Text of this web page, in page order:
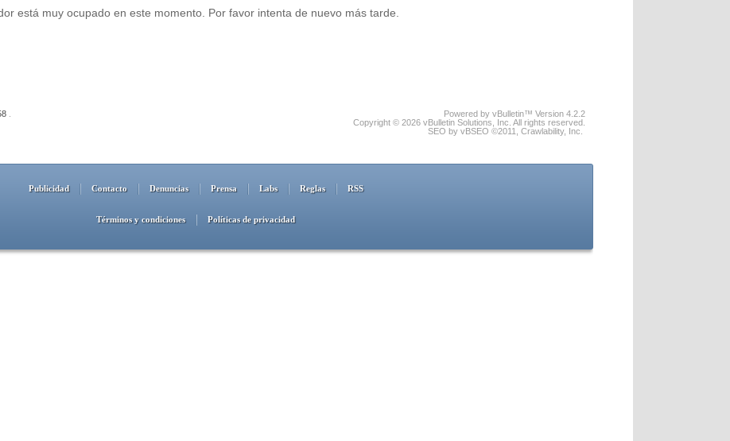
está muy ocupado en este momento. Por favor intenta de nuevo más tarde.
Powered by vBulletin™ Version 4.2.2
Copyright © 2026 vBulletin Solutions, Inc. All rights reserved.
SEO by vBSEO ©2011, Crawlability, Inc.
Publicidad Contacto Denuncias Prensa Labs Reglas RSS
Términos y condiciones Políticas de privacidad